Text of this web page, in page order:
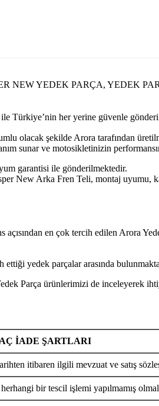
NEW YEDEK PARÇA, YEDEK
ile Türkiye’nin her yerine güvenle
olacak şekilde Arora tarafından
sunar ve motosikletinizin
garantisi ile gönderilmektedir.
Arka Fren Teli, montaj uyumu,
en çok tercih edilen Arora
yedek parçalar arasında
ürünlerimizi de inceleyerek
İADE ŞARTLARI
itibaren ilgili mevzuat ve satış
bir tescil işlemi yapılmamış